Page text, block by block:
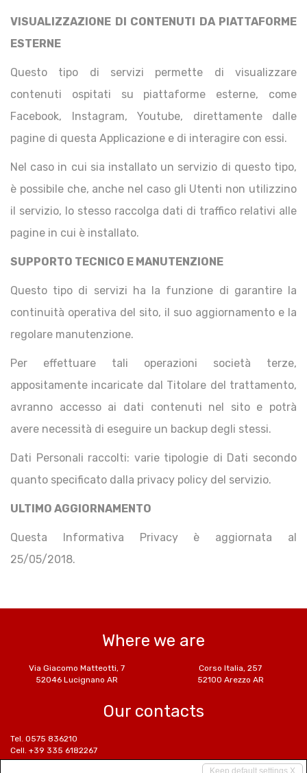
VISUALIZZAZIONE DI CONTENUTI DA PIATTAFORME
ESTERNE
Questo tipo di servizi permette di visualizzare
contenuti ospitati su piattaforme esterne, come
Facebook, Instagram, Youtube, direttamente dalle
pagine di questa Applicazione e di interagire con essi.
Nel caso in cui sia installato un servizio di questo tipo,
è possibile che, anche nel caso gli Utenti non utilizzino
il servizio, lo stesso raccolga dati di traffico relativi alle
pagine in cui è installato.
SUPPORTO TECNICO E MANUTENZIONE
Questo tipo di servizi ha la funzione di garantire la
continuità operativa del sito, il suo aggiornamento e la
regolare manutenzione.
Per effettuare tali operazioni società terze,
appositamente incaricate dal Titolare del trattamento,
avranno accesso ai dati contenuti nel sito e potrà
avere necessità di eseguire un backup degli stessi.
Dati Personali raccolti: varie tipologie di Dati secondo
quanto specificato dalla privacy policy del servizio.
ULTIMO AGGIORNAMENTO
Questa Informativa Privacy è aggiornata al
25/05/2018.
Where we are
Via Giacomo Matteotti, 7
52046 Lucignano AR
Corso Italia, 257
52100 Arezzo AR
Our contacts
Tel. 0575 836210
Cell. +39 335 6182267
Cell. +39 339 6180699
Keep default settings X